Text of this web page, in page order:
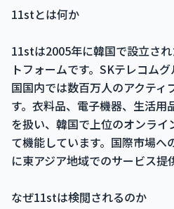
11stとは何か
11stは2005年に韓国で設立さ
トフォームです。SKテレコム
国国内では数百万人のアクティ
す。衣料品、電子機器、生活用
を扱い、韓国で上位のオンラ
て機能しています。国際市場へ
に東アジア地域でのサービス提
なぜ11stは検閲されるのか